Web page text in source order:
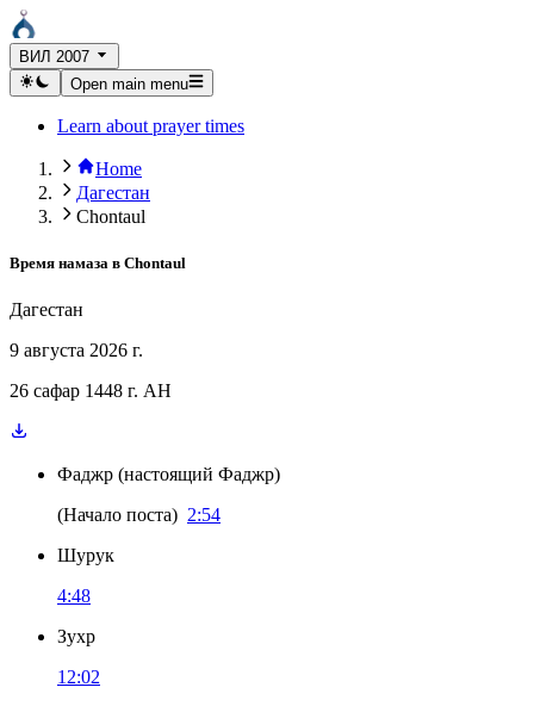
ВИЛ 2007
Open main menu
Learn about prayer times
Home
Дагестан
Chontaul
Время намаза в Chontaul
Дагестан
9 августа 2026 г.
26 сафар 1448 г. AH
Фаджр (настоящий Фаджр)
(Начало поста) 2:54
Шурук
4:48
Зухр
12:02